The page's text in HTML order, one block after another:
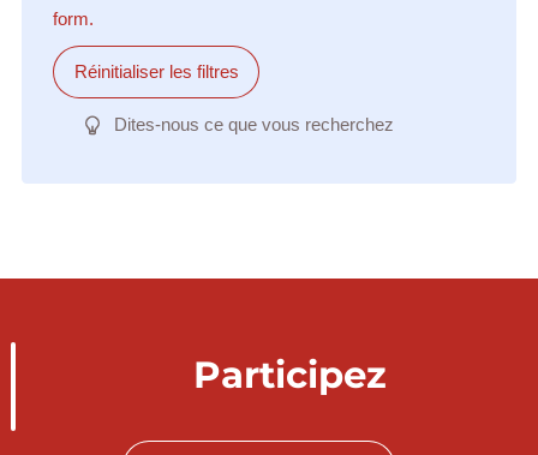
form.
Réinitialiser les filtres
Dites-nous ce que vous recherchez
Participez